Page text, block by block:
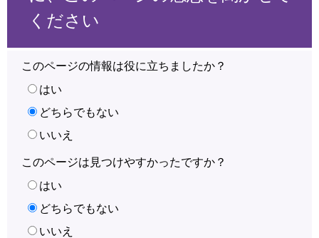
ください
このページの情報は役に立ちましたか？
はい
どちらでもない
いいえ
このページは見つけやすかったですか？
はい
どちらでもない
いいえ